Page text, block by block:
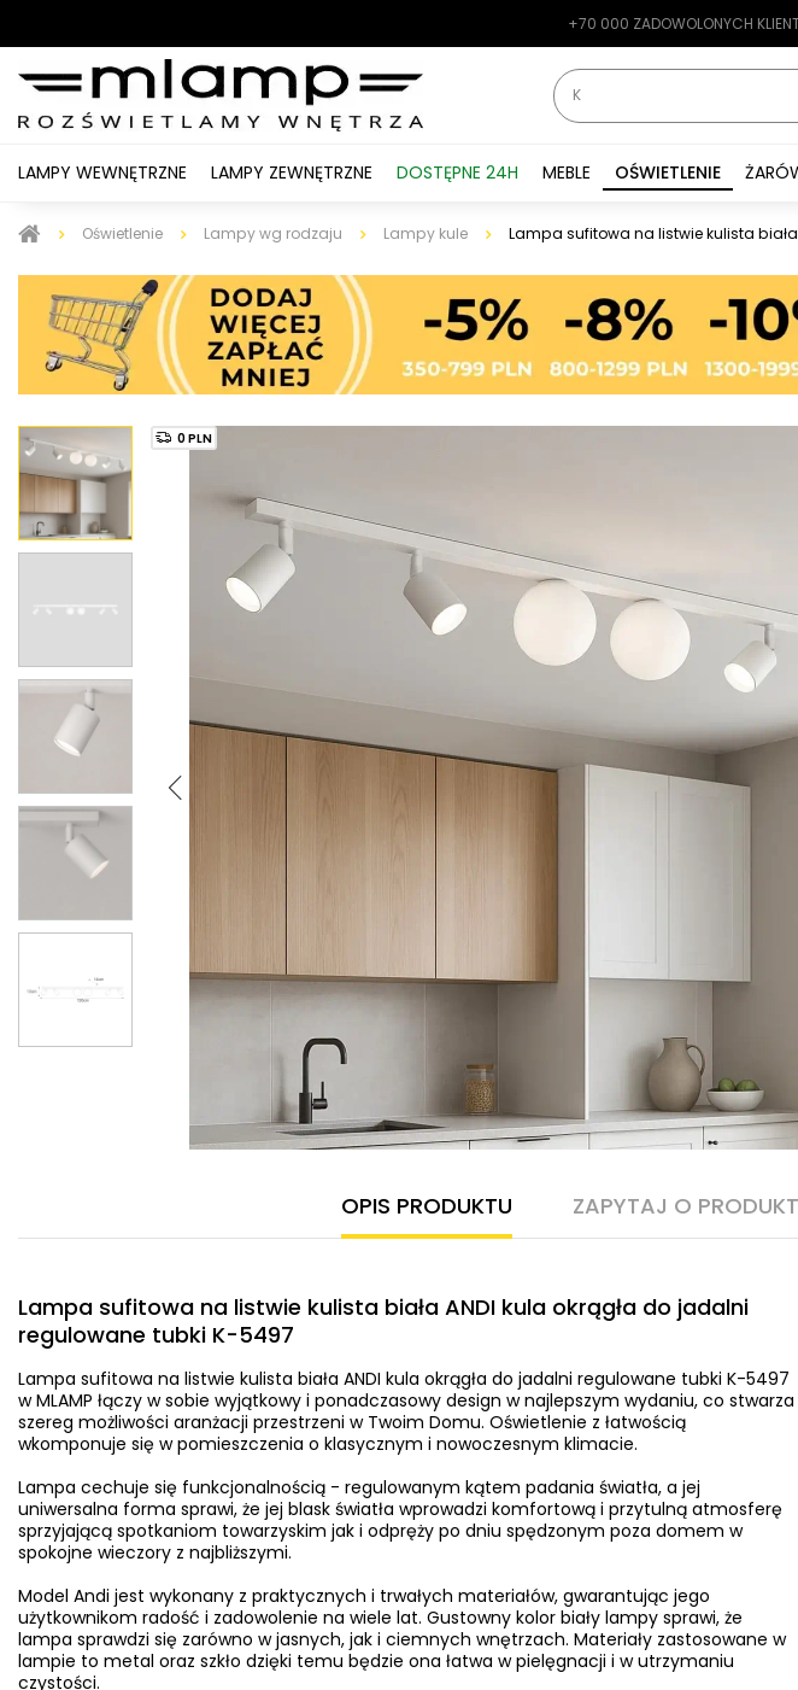
-7%
+70 000 ZADOWOLONYCH
|
LAMPY WEWNĘTRZNE LAMPY ZEWNĘTRZNE DOSTĘPNE 24H MEBLE OŚWIETLENIE
Oświetlenie Lampy wg rodzaju Lampy kule Lampa sufitowa na listwie kulista
0 PLN
OPIS PRODUKTU ZAPYTAJ O PRODUKT
Lampa sufitowa na listwie kulista biała ANDI kula okrągła do jadalni
regulowane tubki K-5497
Lampa sufitowa na listwie kulista biała ANDI kula okrągła do jadalni regulowane tubki K-5497
w MLAMP łączy w sobie wyjątkowy i ponadczasowy design w najlepszym wydaniu, co stwarza
szereg możliwości aranżacji przestrzeni w Twoim Domu. Oświetlenie z łatwością
wkomponuje się w pomieszczenia o klasycznym i nowoczesnym klimacie.
Lampa cechuje się funkcjonalnością - regulowanym kątem padania światła, a jej
uniwersalna forma sprawi, że jej blask światła wprowadzi komfortową i przytulną atmosferę
sprzyjającą spotkaniom towarzyskim jak i odpręży po dniu spędzonym poza domem w
spokojne wieczory z najbliższymi.
Model Andi jest wykonany z praktycznych i trwałych materiałów, gwarantując jego
użytkownikom radość i zadowolenie na wiele lat. Gustowny kolor biały lampy sprawi, że
lampa sprawdzi się zarówno w jasnych, jak i ciemnych wnętrzach. Materiały zastosowane w
lampie to metal oraz szkło dzięki temu będzie ona łatwa w pielęgnacji i w utrzymaniu
czystości.